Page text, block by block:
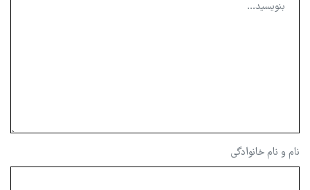
نام و نام خانوادگی